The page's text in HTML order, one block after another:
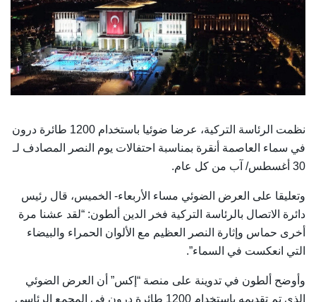
نظمت الرئاسة التركية، عرضا ضوئيا باستخدام 1200 طائرة درون
في سماء العاصمة أنقرة بمناسبة احتفالات يوم النصر المصادف لـ
30 أغسطس/ آب من كل عام.
وتعليقا على العرض الضوئي مساء الأربعاء- الخميس، قال رئيس
دائرة الاتصال بالرئاسة التركية فخر الدين ألطون: “لقد عشنا مرة
أخرى حماس وإثارة النصر العظيم مع الألوان الحمراء والبيضاء
التي انعكست في السماء”.
وأوضح ألطون في تدوينة على منصة “إكس” أن العرض الضوئي
الذي تم تقديمه باستخدام 1200 طائرة درون في المجمع الرئاسي